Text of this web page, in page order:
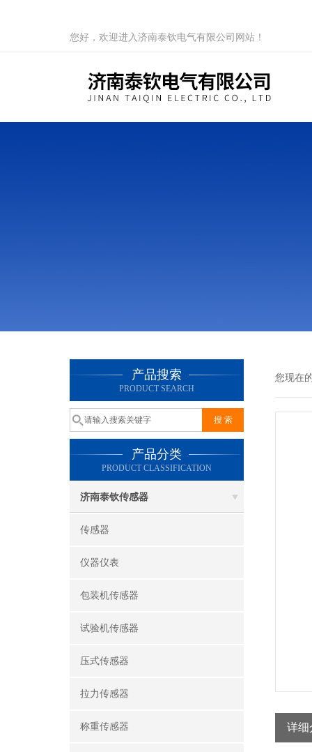
您好，欢迎进入济南泰钦电气有限公司网站！
产品搜索
PRODUCT SEARCH
产品分类
PRODUCT CLASSIFICATION
济南泰钦传感器
传感器
仪器仪表
包装机传感器
试验机传感器
压式传感器
拉力传感器
称重传感器
您现在
详细